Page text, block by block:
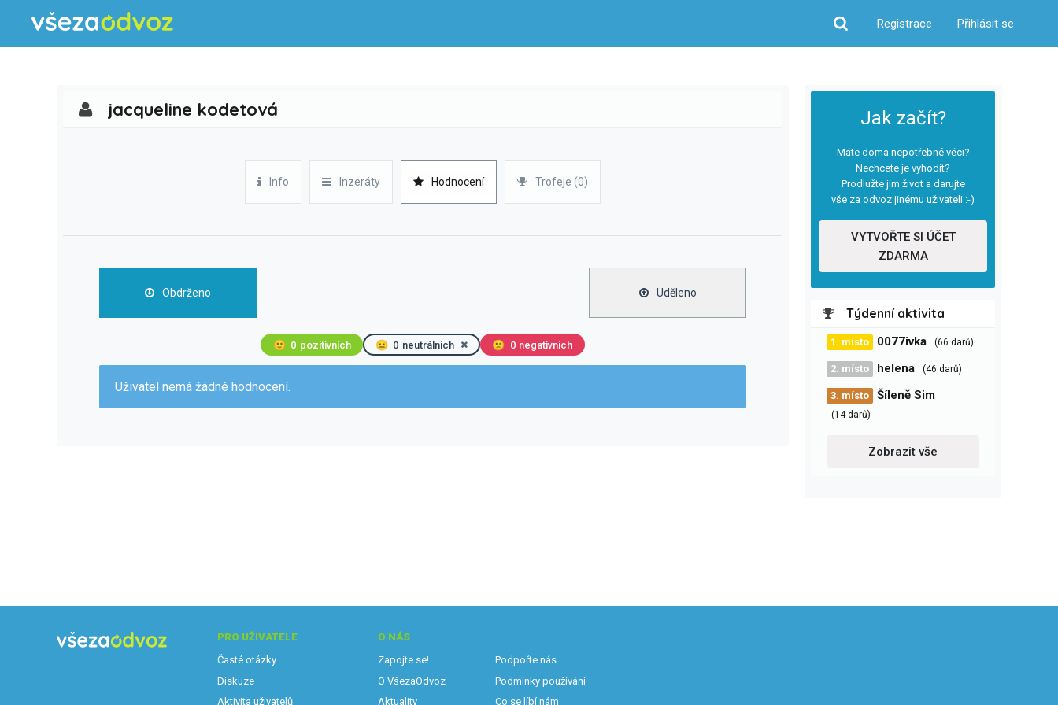
Hledat
Registrace Přihlásit se
Jak začít?
Máte doma nepotřebné věci?
Nechcete je vyhodit?
Prodlužte jim život a darujte
vše za odvoz jinému uživateli :-)
VYTVOŘTE SI ÚČET
ZDARMA
Týdenní aktivita
1. místo 0077ivka (66 darů)
2. místo helena (46 darů)
3. místo Šíleně Sim
(14 darů)
Zobrazit vše
jacqueline kodetová
Info Inzeráty Hodnocení Trofeje (0)
Obdrženo Uděleno
🙂 0 pozitivních 😐 0 neutrálních 🙁 0 negativních
Uživatel nemá žádné hodnocení.
PRO UŽIVATELE
Časté otázky
Diskuze
Aktivita uživatelů
O NÁS
Zapojte se!
O VšezaOdvoz
Aktuality
Podpořte nás
Podmínky používání
Co se líbí nám